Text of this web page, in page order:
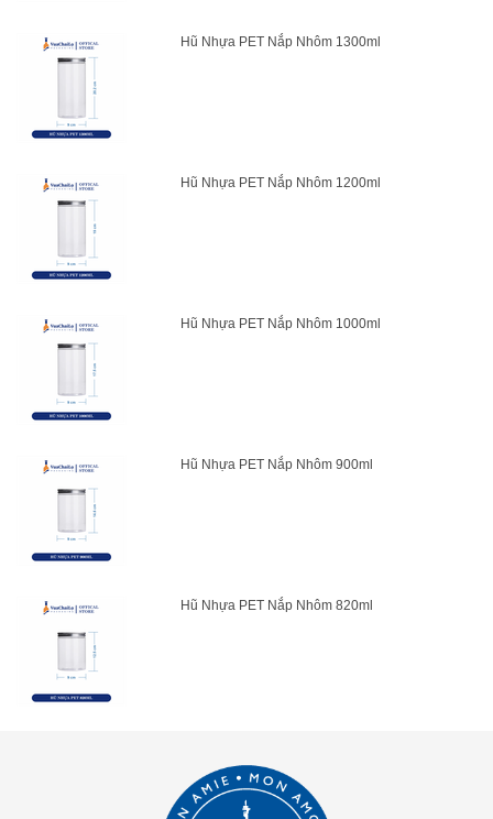
Hũ Nhựa PET Nắp Nhôm 1300ml
Hũ Nhựa PET Nắp Nhôm 1200ml
Hũ Nhựa PET Nắp Nhôm 1000ml
Hũ Nhựa PET Nắp Nhôm 900ml
Hũ Nhựa PET Nắp Nhôm 820ml